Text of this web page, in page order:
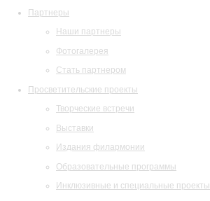
Партнеры
Наши партнеры
Фотогалерея
Стать партнером
Просветительские проекты
Творческие встречи
Выставки
Издания филармонии
Образовательные программы
Инклюзивные и специальные проекты